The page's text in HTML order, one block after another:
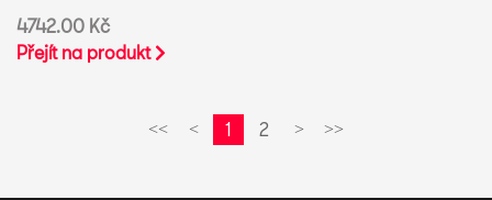
4742.00 Kč
Přejít na produkt
<< < 1 2 > >>